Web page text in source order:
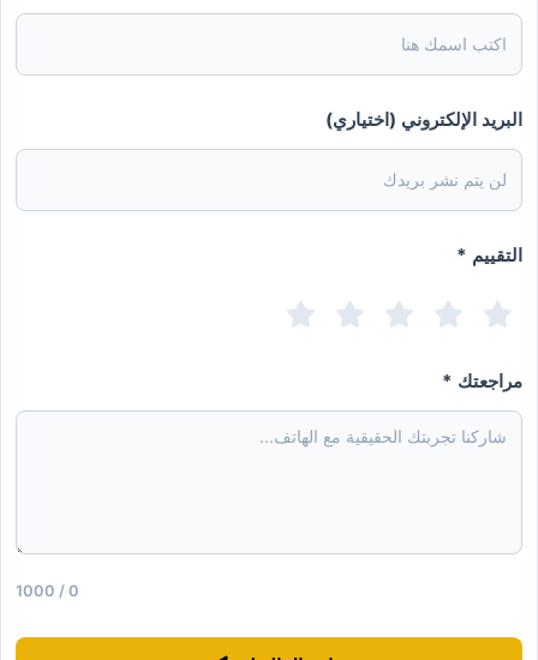
البريد الإلكتروني (اختياري)
التقييم *
مراجعتك *
0 / 1000